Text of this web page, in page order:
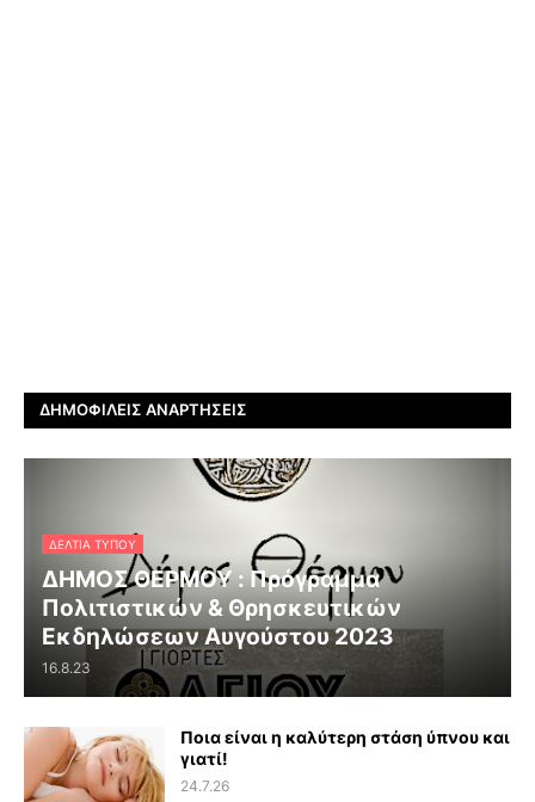
ΔΗΜΟΦΙΛΕΊΣ ΑΝΑΡΤΉΣΕΙΣ
ΔΕΛΤΊΑ ΤΎΠΟΥ
ΔΗΜΟΣ ΘΕΡΜΟΥ : Πρόγραμμα
Πολιτιστικών & Θρησκευτικών
Εκδηλώσεων Αυγούστου 2023
16.8.23
Ποια είναι η καλύτερη στάση ύπνου και
γιατί!
24.7.26